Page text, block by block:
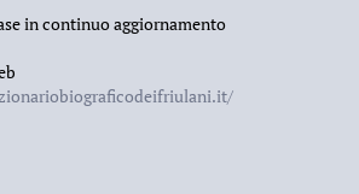
in continuo aggiornamento